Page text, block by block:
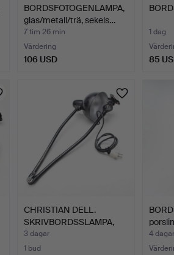
BORDSFOTOGENLAMPA,
glas/metall/trä, sekels…
7 tim 26 min
Värdering
106 USD
1 dag
85
CHRISTIAN DELL.
SKRIVBORDSSLAMPA,
metall.
3 dagar
1 bud
4 dagar